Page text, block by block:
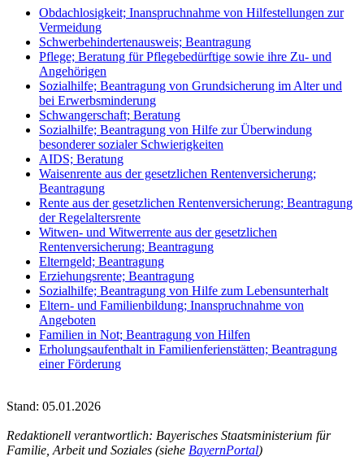
Obdachlosigkeit; Inanspruchnahme von Hilfestellungen zur
Vermeidung
Schwerbehindertenausweis; Beantragung
Pflege; Beratung für Pflegebedürftige sowie ihre Zu- und
Angehörigen
Sozialhilfe; Beantragung von Grundsicherung im Alter und
bei Erwerbsminderung
Schwangerschaft; Beratung
Sozialhilfe; Beantragung von Hilfe zur Überwindung
besonderer sozialer Schwierigkeiten
AIDS; Beratung
Waisenrente aus der gesetzlichen Rentenversicherung;
Beantragung
Rente aus der gesetzlichen Rentenversicherung; Beantragung
der Regelaltersrente
Witwen- und Witwerrente aus der gesetzlichen
Rentenversicherung; Beantragung
Elterngeld; Beantragung
Erziehungsrente; Beantragung
Sozialhilfe; Beantragung von Hilfe zum Lebensunterhalt
Eltern- und Familienbildung; Inanspruchnahme von
Angeboten
Familien in Not; Beantragung von Hilfen
Erholungsaufenthalt in Familienferienstätten; Beantragung
einer Förderung
Stand: 05.01.2026
Redaktionell verantwortlich: Bayerisches Staatsministerium für
Familie, Arbeit und Soziales (siehe BayernPortal)